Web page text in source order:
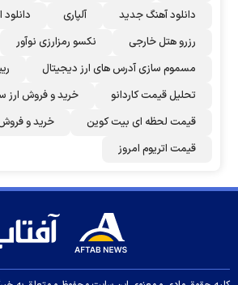
دانلود آهنگ جدید
آلپاری
رزرو هتل خارجی
نکسو رمزارزی نوآور
مسموم سازی آدرس های ارز دیجیتال
تحلیل قیمت کاردانو
خرید و فروش ارز
قیمت لحظه ای بیت کوین
خرید و
قیمت اتریوم امروز